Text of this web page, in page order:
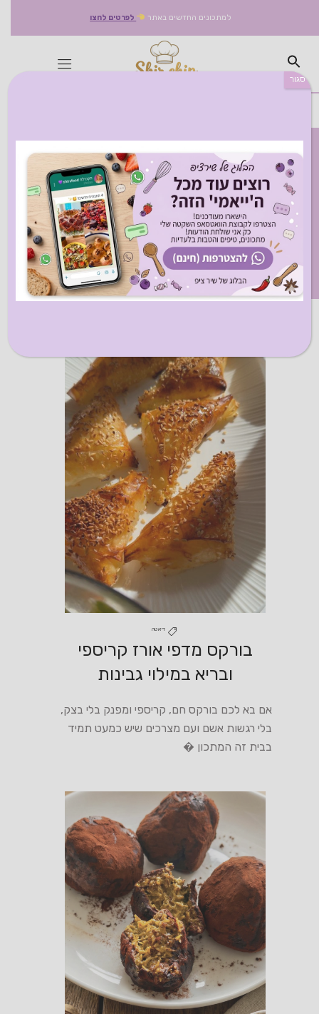
למתכונים החדשים באתר לפרטים לחצו
תגיות מתכון:
טרנדים
דיאטה
בורקס מדפי אורז קריספי
ובריא במילוי גבינות
אם בא לכם בורקס חם, קריספי ומפנק בלי בצק,
בלי רגשות אשם ועם מצרכים שיש כמעט תמיד
בבית זה המתכון �
סגור